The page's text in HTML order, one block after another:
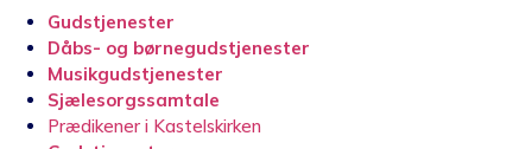
Gudstjenester
Dåbs- og børnegudstjenester
Musikgudstjenester
Sjælesorgssamtale
Prædikener i Kastelskirken